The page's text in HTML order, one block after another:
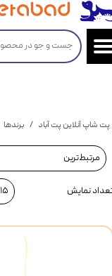
پت شاپ آنلاین پت آباد برندها
مرتبط‌ترین
نمایش ۱۵